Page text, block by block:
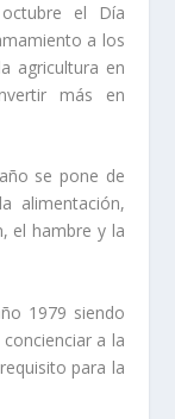
el
Día
a los
agricultura en
más en
se pone de
alimentación,
el hambre y la
1979 siendo
a la
para la